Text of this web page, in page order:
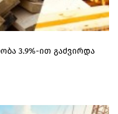
3.9%-ით გაძვირდა